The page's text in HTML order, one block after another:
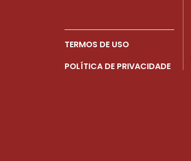
TERMOS DE USO
POLÍTICA DE PRIVACIDADE